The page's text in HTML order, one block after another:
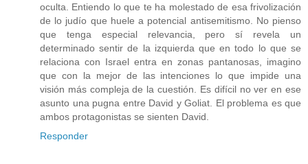
oculta. Entiendo lo que te ha molestado de esa frivolización
de lo judío que huele a potencial antisemitismo. No pienso
que tenga especial relevancia, pero sí revela un
determinado sentir de la izquierda que en todo lo que se
relaciona con Israel entra en zonas pantanosas, imagino
que con la mejor de las intenciones lo que impide una
visión más compleja de la cuestión. Es difícil no ver en ese
asunto una pugna entre David y Goliat. El problema es que
ambos protagonistas se sienten David.
Responder